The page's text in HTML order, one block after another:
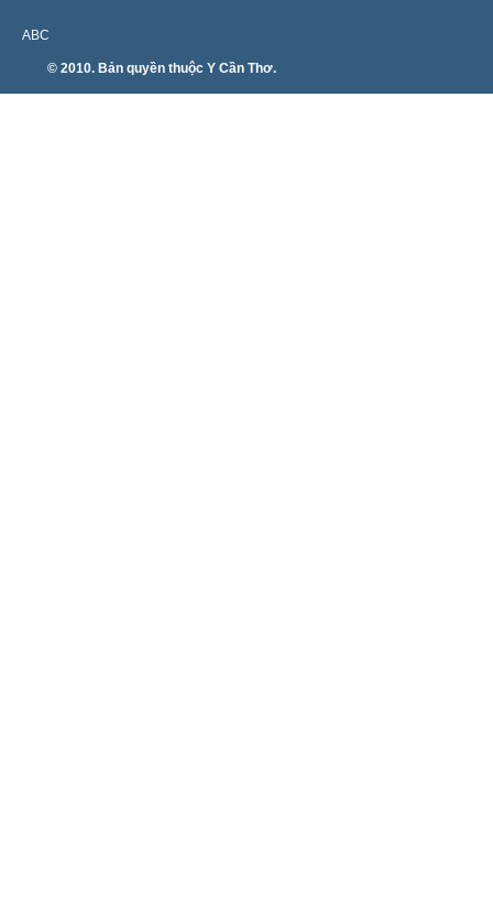
ABC
© 2010. Bản quyền thuộc Y Cần Thơ.